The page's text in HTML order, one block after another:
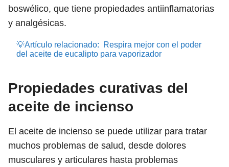
boswélico, que tiene propiedades antiinflamatorias
y analgésicas.
💡Artículo relacionado:
Respira mejor con el poder
del aceite de eucalipto para vaporizador
Propiedades curativas del
aceite de incienso
El aceite de incienso se puede utilizar para tratar
muchos problemas de salud, desde dolores
musculares y articulares hasta problemas